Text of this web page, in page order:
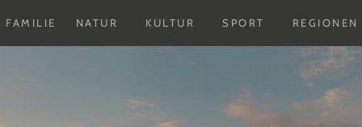
FAMILIE NATUR
Untermenu
KULTUR
Untermenu
SPORT
Untermenu
REGIONEN